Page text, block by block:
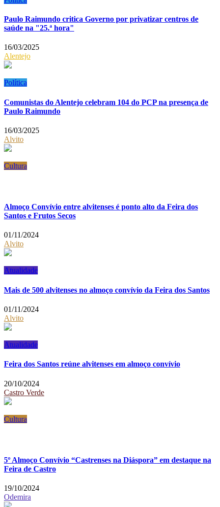
Paulo Raimundo critica Governo por privatizar centros de
saúde na "25.ª hora"
16/03/2025
Alentejo
Política
Comunistas do Alentejo celebram 104 do PCP na presença de
Paulo Raimundo
16/03/2025
Alvito
Cultura
Almoço Convívio entre alvitenses é ponto alto da Feira dos
Santos e Frutos Secos
01/11/2024
Alvito
Atualidade
Mais de 500 alvitenses no almoço convívio da Feira dos Santos
01/11/2024
Alvito
Atualidade
Feira dos Santos reúne alvitenses em almoço convívio
20/10/2024
Castro Verde
Cultura
5º Almoço Convívio “Castrenses na Diáspora” em destaque na
Feira de Castro
19/10/2024
Odemira